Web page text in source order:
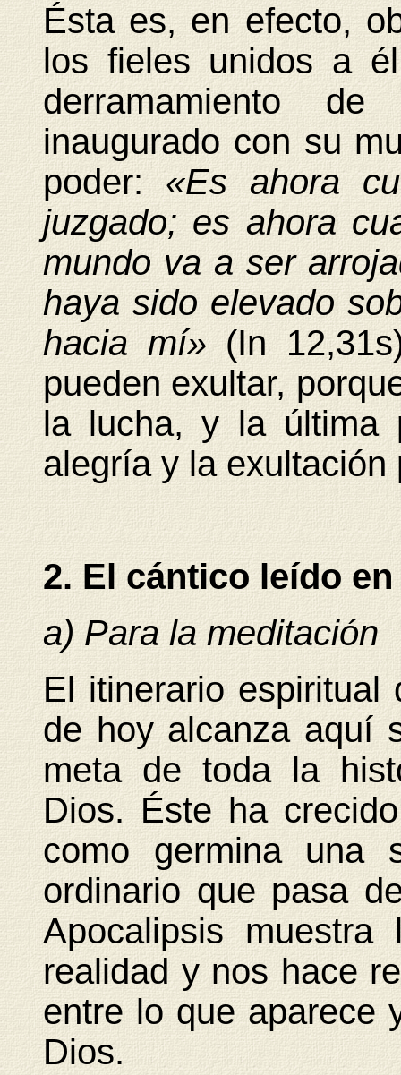
Ésta es, en efecto,
los fieles unidos a
derramamiento
inaugurado con su
poder:«Es ahora
juzgado; es ahora
mundo va a ser
haya sido elevado
hacia mí»(In
pueden exultar,
la lucha, y la última
alegría y la exultación
2. El cántico leído
a) Para la meditación
El itinerario espiritual
de hoy alcanza aquí
meta de toda la
Dios. Éste ha
como germina una
ordinario que pasa
Apocalipsis
realidad y nos hace
entre lo que aparece
Dios.